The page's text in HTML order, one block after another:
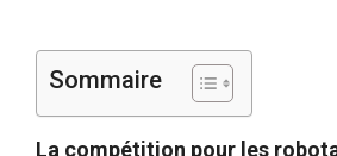
Sommaire
La compétition pour les